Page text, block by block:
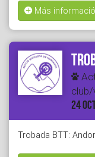
Más
24
Trobada BTT: